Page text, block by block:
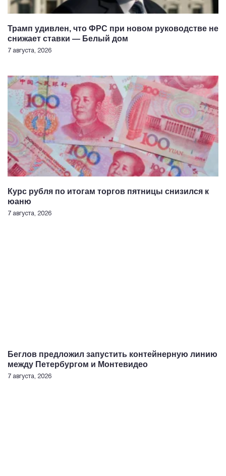
Трамп удивлен, что ФРС при новом руководстве не
снижает ставки — Белый дом
7 августа, 2026
Курс рубля по итогам торгов пятницы снизился к
юаню
7 августа, 2026
Беглов предложил запустить контейнерную линию
между Петербургом и Монтевидео
7 августа, 2026